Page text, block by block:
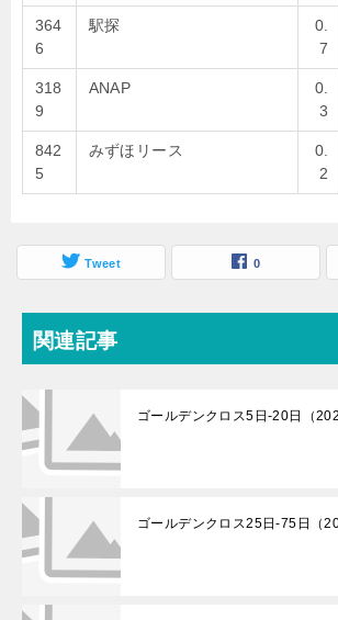
364
6
駅探
0.
7
318
9
ANAP
0.
3
842
5
みずほリース
0.
2
Tweet 0
関連記事
ゴールデンクロス5日-20日（
ゴールデンクロス25日-75日（